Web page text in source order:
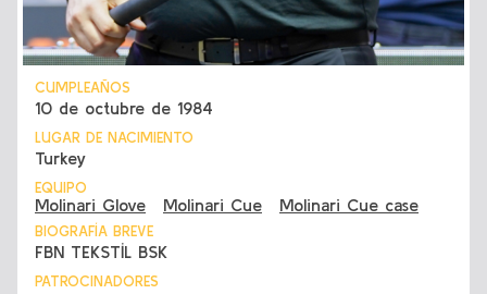
CUMPLEAÑOS
10 de octubre de 1984
LUGAR DE NACIMIENTO
Turkey
EQUIPO
Molinari Glove Molinari Cue Molinari Cue case
BIOGRAFÍA BREVE
FBN TEKSTİL BSK
PATROCINADORES